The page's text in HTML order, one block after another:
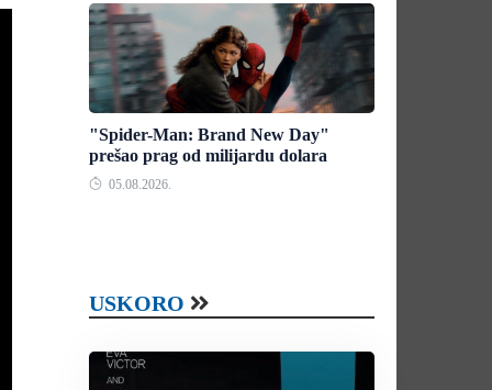
"Spider-Man: Brand New Day"
prešao prag od milijardu dolara
05.08.2026.
USKORO